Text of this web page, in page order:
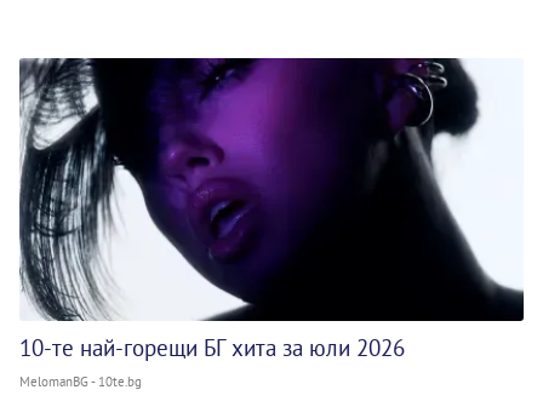
10-те най-горещи БГ хита за юли 2026
MelomanBG - 10te.bg